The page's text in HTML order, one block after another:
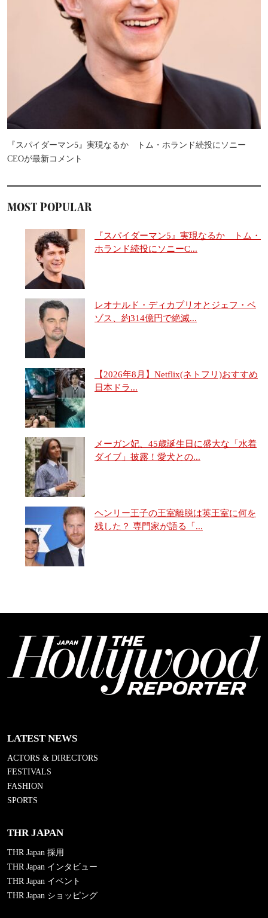
『スパイダーマン5』実現なるか トム・ホランド続投にソニー
CEOが最新コメント
MOST POPULAR
『スパイダーマン5』実現なるか トム・
ホランド続投にソニーC...
レオナルド・ディカプリオとジェフ・ベ
ゾス、約314億円で絶滅...
【2026年8月】Netflix(ネトフリ)おすすめ
日本ドラ...
メーガン妃、45歳誕生日に盛大な「水着
ダイブ」披露！愛犬との...
ヘンリー王子の王室離脱は英王室に何を
残した？ 専門家が語る「...
LATEST NEWS
ACTORS & DIRECTORS
FESTIVALS
FASHION
SPORTS
THR JAPAN
THR Japan 採用
THR Japan インタビュー
THR Japan イベント
THR Japan ショッピング